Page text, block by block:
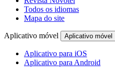
Todos os idiomas
Mapa do site
Aplicativo móvel Aplicativo móvel
Aplicativo para iOS
Aplicativo para Android